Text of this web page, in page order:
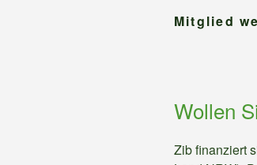
Mitglied
Wollen
Zib finanziert